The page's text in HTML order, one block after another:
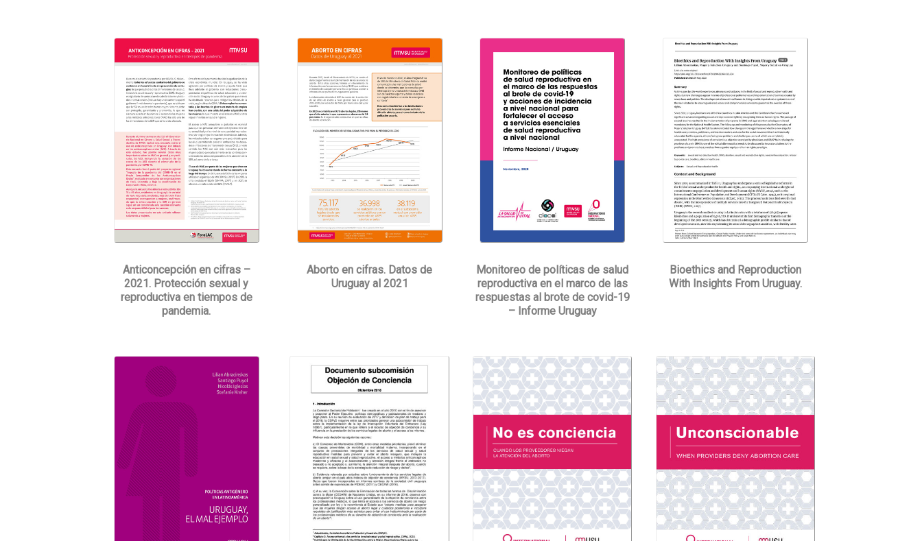
Anticoncepción en cifras –
2021. Protección sexual y
reproductiva en tiempos de
pandemia.
Aborto en cifras. Datos de
Uruguay al 2021
Monitoreo de políticas de salud
reproductiva en el marco de las
respuestas al brote de covid-19
– Informe Uruguay
Bioethics and Reproduction
With Insights From Uruguay.